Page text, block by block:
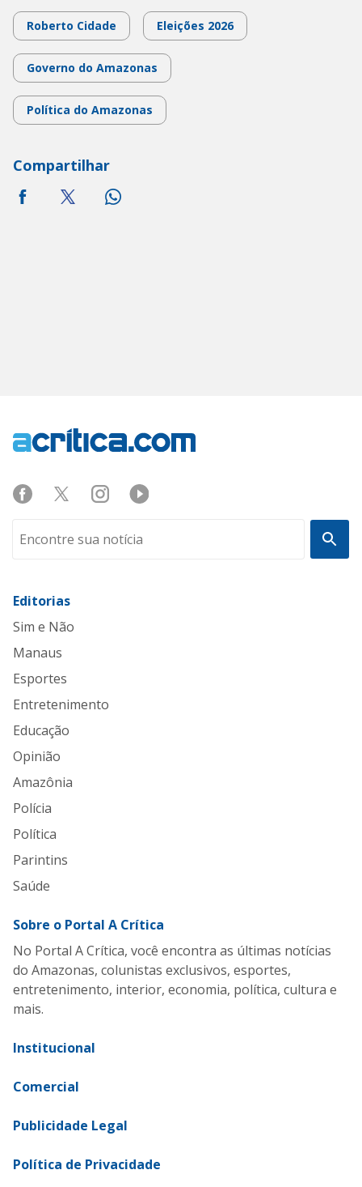
Roberto Cidade Eleições 2026
Governo do Amazonas
Política do Amazonas
Compartilhar
Editorias
Sim e Não
Manaus
Esportes
Entretenimento
Educação
Opinião
Amazônia
Polícia
Política
Parintins
Saúde
Sobre o Portal A Crítica
No Portal A Crítica, você encontra as últimas notícias
do Amazonas, colunistas exclusivos, esportes,
entretenimento, interior, economia, política, cultura e
mais.
Institucional
Comercial
Publicidade Legal
Política de Privacidade